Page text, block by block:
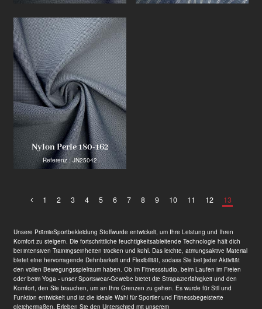
Nylon Perle 180-162
Referenz : JN25042
1 2 3 4 5 6 7 8 9 10 11 12 13
Unsere PrämieSportbekleidung Stoffwurde entwickelt, um Ihre Leistung und Ihren
Komfort zu steigern. Die fortschrittliche feuchtigkeitsableitende Technologie hält dich
bei intensiven Trainingseinheiten trocken und kühl. Das leichte, atmungsaktive Material
bietet eine hervorragende Dehnbarkeit und Flexibilität, sodass Sie bei jeder Aktivität
den vollen Bewegungsspielraum haben. Ob im Fitnessstudio, beim Laufen im Freien
oder beim Yoga - unser Sportswear-Gewebe bietet die Strapazierfähigkeit und den
Komfort, den Sie brauchen, um an Ihre Grenzen zu gehen. Es wurde für Stil und
Funktion entwickelt und ist die ideale Wahl für Sportler und Fitnessbegeisterte
gleichermaßen. Erleben Sie den Unterschied mit unserem